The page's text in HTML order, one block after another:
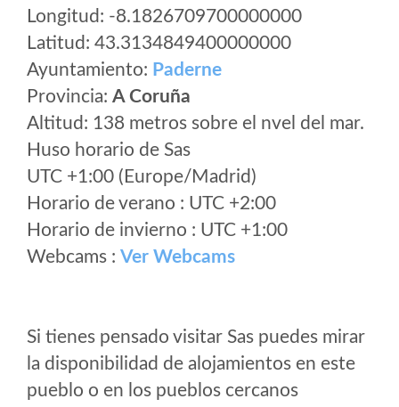
Longitud: -8.1826709700000000
Latitud: 43.3134849400000000
Ayuntamiento: Paderne
Provincia: A Coruña
Altitud: 138 metros sobre el nvel del mar.
Huso horario de Sas
UTC +1:00 (Europe/Madrid)
Horario de verano : UTC +2:00
Horario de invierno : UTC +1:00
Webcams : Ver Webcams
Si tienes pensado visitar Sas puedes mirar
la disponibilidad de alojamientos en este
pueblo o en los pueblos cercanos